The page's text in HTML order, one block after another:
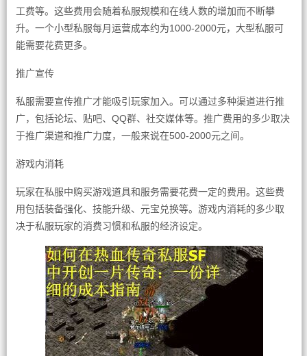
工费等。这些费用会随着私服规模和在线人数的增加而不断攀
升。一个小型私服每月运营成本约为1000-2000元，大型私服可
能需要花费更多。
推广宣传
私服需要宣传推广才能吸引玩家加入。可以通过多种渠道进行推
广，包括论坛、贴吧、QQ群、社交媒体等。推广费用的多少取决
于推广渠道和推广力度，一般来说在500-2000元之间。
游戏内消耗
玩家在私服中购买游戏道具和服务需要花费一定的费用。这些费
用包括装备强化、技能升级、元宝兑换等。游戏内消耗的多少取
决于私服玩家的消费习惯和私服的经济设定。